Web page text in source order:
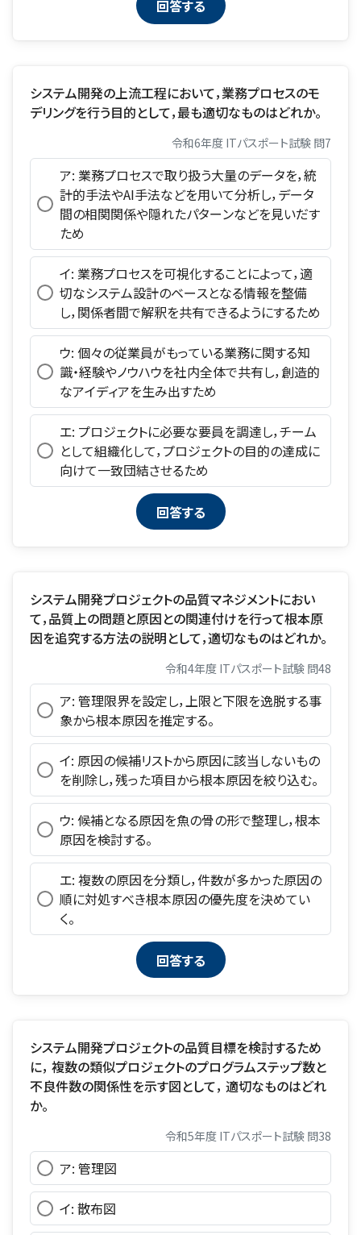
システム開発の上流工程において，業務プロセスのモ
デリングを行う目的として，最も適切なものはどれか。
令和6年度 ITパスポート試験 問7
ア: 業務プロセスで取り扱う大量のデータを，統
計的手法やAI手法などを用いて分析し，データ
間の相関関係や隠れたパターンなどを見いだす
ため
イ: 業務プロセスを可視化することによって，適
切なシステム設計のベースとなる情報を整備
し，関係者間で解釈を共有できるようにするため
ウ: 個々の従業員がもっている業務に関する知
識・経験やノウハウを社内全体で共有し，創造的
なアイディアを生み出すため
エ: プロジェクトに必要な要員を調達し，チーム
として組織化して，プロジェクトの目的の達成に
向けて一致団結させるため
システム開発プロジェクトの品質マネジメントにおい
て，品質上の問題と原因との関連付けを行って根本原
因を追究する方法の説明として，適切なものはどれか。
令和4年度 ITパスポート試験 問48
ア: 管理限界を設定し，上限と下限を逸脱する事
象から根本原因を推定する。
イ: 原因の候補リストから原因に該当しないもの
を削除し，残った項目から根本原因を絞り込む。
ウ: 候補となる原因を魚の骨の形で整理し，根本
原因を検討する。
エ: 複数の原因を分類し，件数が多かった原因の
順に対処すべき根本原因の優先度を決めてい
く。
システム開発プロジェクトの品質目標を検討するため
に， 複数の類似プロジェクトのプログラムステップ数と
不良件数の関係性を示す図として， 適切なものはどれ
か。
令和5年度 ITパスポート試験 問38
ア: 管理図
イ: 散布図